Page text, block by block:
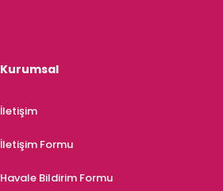
Kurumsal
İletişim
İletişim Formu
Havale Bildirim Formu